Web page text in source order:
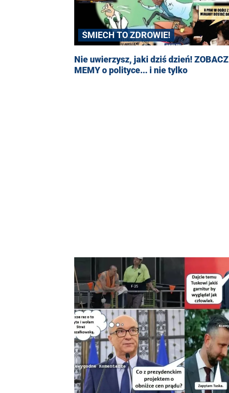
ŚMIECH TO ZDROWIE!
Nie uwierzysz, jaki dziś dzień! ZOBACZ
MEMY o polityce... i nie tylko